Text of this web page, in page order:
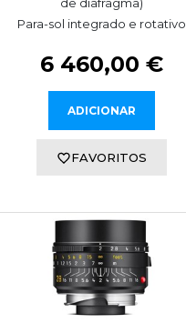
Para-sol integrado e rotativo
6 460,00 €
ADICIONAR
FAVORITOS